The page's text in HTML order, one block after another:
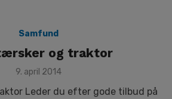
Samfund
og traktor
Posted
9. april 2014
Leder du efter gode tilbud på